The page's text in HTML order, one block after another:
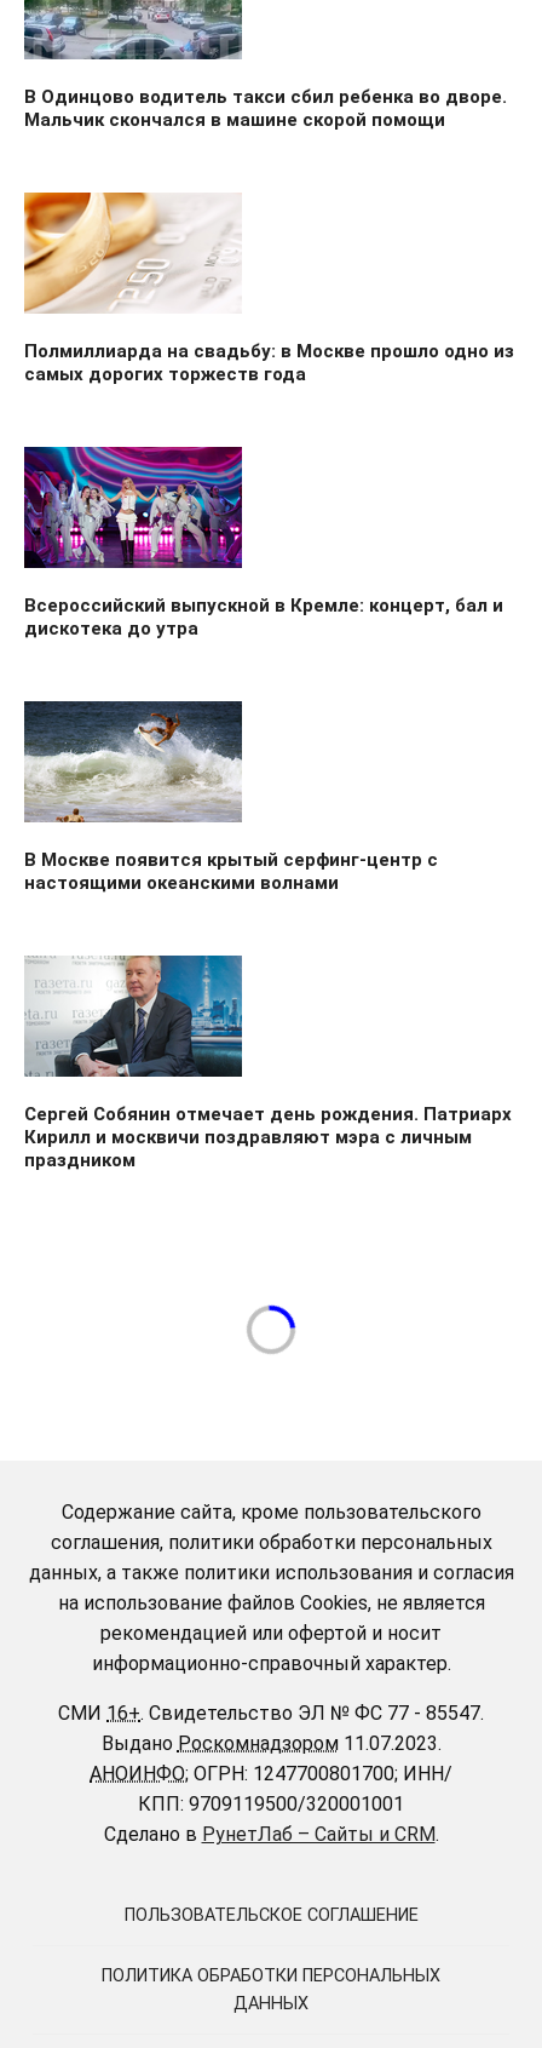
В Одинцово водитель такси сбил ребенка во дворе.
Мальчик скончался в машине скорой помощи
Полмиллиарда на свадьбу: в Москве прошло одно из
самых дорогих торжеств года
Всероссийский выпускной в Кремле: концерт, бал и
дискотека до утра
В Москве появится крытый серфинг-центр с
настоящими океанскими волнами
Сергей Собянин отмечает день рождения. Патриарх
Кирилл и москвичи поздравляют мэра с личным
праздником
Содержание сайта, кроме пользовательского
соглашения, политики обработки персональных
данных, а также политики использования и согласия
на использование файлов Cookies, не является
рекомендацией или офертой и носит
информационно-справочный характер.
СМИ 16+. Свидетельство ЭЛ № ФС 77 - 85547.
Выдано Роскомнадзором11.07.2023.
АНОИНФО; ОГРН: 1247700801700; ИНН/
КПП: 9709119500/320001001
Сделано в РунетЛаб – Сайты и CRM.
ПОЛЬЗОВАТЕЛЬСКОЕ СОГЛАШЕНИЕ
ПОЛИТИКА ОБРАБОТКИ ПЕРСОНАЛЬНЫХ
ДАННЫХ